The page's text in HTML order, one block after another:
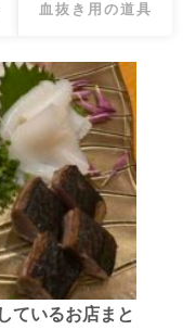
血抜き用の道具
ているお店まと